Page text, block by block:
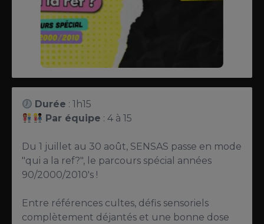
Durée : 1h15
Par équipe : 4 à 15
Du 1 juillet au 30 août, SENSAS passe en mode
"qui a la ref?", le parcours spécial années
90/2000/2010's !
Entre références cultes, défis sensoriels
complètement déjantés et une bonne dose